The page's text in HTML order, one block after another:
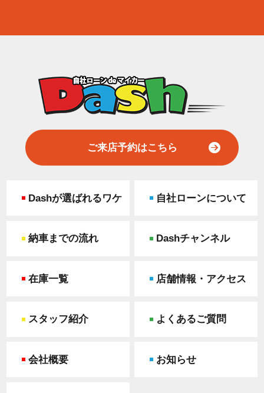
ご来店予約はこちら
Dashが選ばれるワケ 自社ローンについて
納車までの流れ Dashチャンネル
在庫一覧 店舗情報・アクセス
スタッフ紹介 よくあるご質問
会社概要 お知らせ